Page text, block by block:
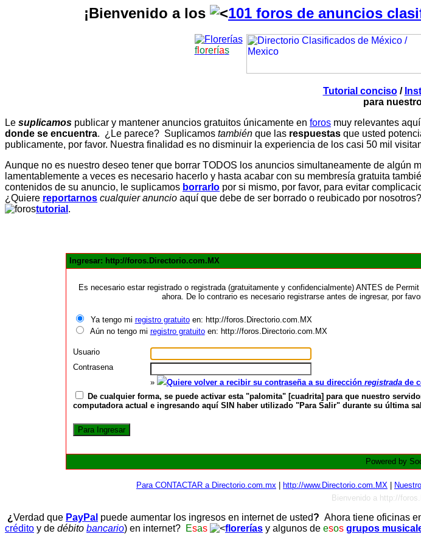
¡Bienvenido a los 101 foros de anuncios
florerías
Tutorial conciso/
para
Le suplicamos publicar y mantener anuncios gratuitos únicamente en foros muy relevantes
donde se encuentra. ¿Le parece? Suplicamos también que las respuestas que usted
publicamente, por favor. Nuestra finalidad es no disminuir la experiencia de los casi 50 mil
Aunque no es nuestro deseo tener que borrar TODOS los anuncios simultaneamente de algún
lamentablemente a veces es necesario hacerlo y hasta acabar con su membresía gratuita
contenidos de su anuncio, le suplicamos borrarlo por si mismo, por favor, para evitar
¿Quiere reportarnos cualquier anuncio aquí que debe de ser borrado o reubicado por
tutorial .
Ingresar: http://foros.Directorio.com.MX
Es necesario estar registrado o registrada (gratuitamente y confidencialmente) ANTES de
ahora. De lo contrario es necesario registrarse antes de ingresar, por
Ya tengo mi registro gratuitoen: http://foros.Directorio.com.MX
Aún no tengo mi registro gratuitoen: http://foros.Directorio.com.MX
Usuario
Contrasena
»
Quiere volver a recibir su contraseña a su dirección registradade
De cualquier forma, se puede activar esta "palomita" [cuadrita] para que nuestro
computadora actual e ingresando aquí SIN haber utilizado "Para Salir" durante su última
Powered by
Para CONTACTAR a Directorio.com.mx http://www.Directorio.com.MX
Bienvenido a http://
¿Verdad que PayPal puede aumentar los ingresos en internet de usted? Ahora tiene oficinas
crédito y de débito bancario) en internet? Esas florerías y algunos de esos grupos